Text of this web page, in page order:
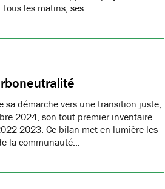
les matins, ses…
sa démarche vers une transition juste,
2024, son tout premier inventaire
2023. Ce bilan met en lumière les
la communauté…